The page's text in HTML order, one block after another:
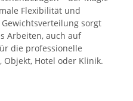
Flexibilität und
sorgt
Arbeiten, auch auf
die professionelle
Hotel oder Klinik.